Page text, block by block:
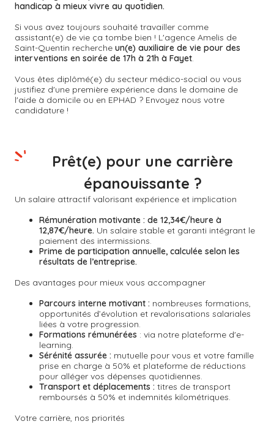
handicap à mieux vivre au quotidien.
Si vous avez toujours souhaité travailler comme
assistant(e) de vie ça tombe bien ! L'agence Amelis de
Saint-Quentin recherche un(e) auxiliaire de vie pour des
interventions en soirée de 17h à 21h à Fayet.
Vous êtes diplômé(e) du secteur médico-social ou vous
justifiez d'une première expérience dans le domaine de
l'aide à domicile ou en EPHAD ? Envoyez nous votre
candidature !
Un salaire attractif valorisant expérience et implication
Rémunération motivante : de 12,34€/heure à
12,87€/heure. Un salaire stable et garanti intégrant le
paiement des intermissions.
Prime de participation annuelle, calculée selon les
résultats de l’entreprise.
Des avantages pour mieux vous accompagner
Parcours interne motivant : nombreuses formations,
opportunités d’évolution et revalorisations salariales
liées à votre progression.
Formations rémunérées : via notre plateforme d'e-
learning.
Sérénité assurée : mutuelle pour vous et votre famille
prise en charge à 50% et plateforme de réductions
pour alléger vos dépenses quotidiennes.
Transport et déplacements : titres de transport
remboursés à 50% et indemnités kilométriques.
Votre carrière, nos priorités
Prêt(e) pour une carrière
épanouissante ?